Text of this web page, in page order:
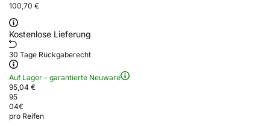
100,70 €
Kostenlose Lieferung
30 Tage Rückgaberecht
Auf Lager - garantierte Neuware
95,04 €
95
04€
pro Reifen